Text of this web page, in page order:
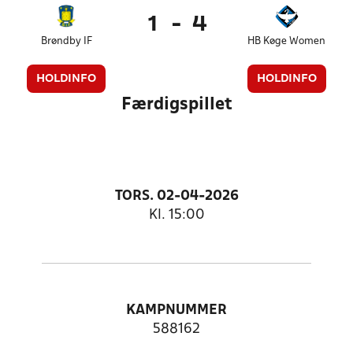
Brøndby IF
HOLDINFO
1 - 4
HB Køge Women
HOLDINFO
Færdigspillet
TORS. 02-04-2026
Kl. 15:00
KAMPNUMMER
588162